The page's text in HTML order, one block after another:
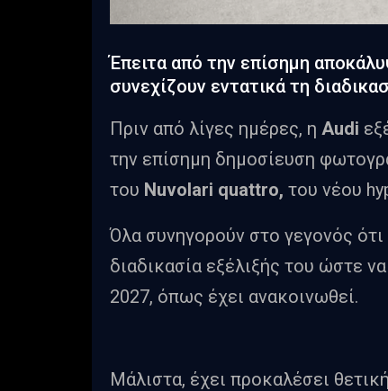
Έπειτα από την επίσημη
συνεχίζουν εντατικά τη
Πριν από λίγες ημέρες, η Audi
την επίσημη δημοσίευση
του Nuvolari quattro, του νέου
Όλα συνηγορούν στο γεγονός ότι
διαδικασία εξέλιξής του ώστε
2027, όπως έχει ανακοινωθεί.
Μάλιστα, έχει προκαλέσει